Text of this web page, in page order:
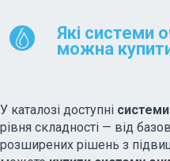
Які системи
можна
У каталозі доступні системи
рівня складності — від
розширених рішень з